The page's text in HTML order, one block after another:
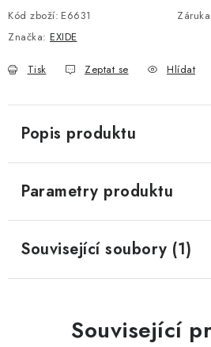
Kód zboží: E6631 Záruka
Značka: EXIDE
Tisk Zeptat se Hlídat
Popis produktu
Parametry produktu
Související soubory (1)
Související